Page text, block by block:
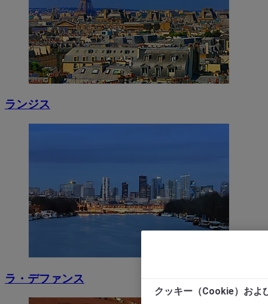
ランジス
ラ・デファンス
クッキー（Cookie）およ